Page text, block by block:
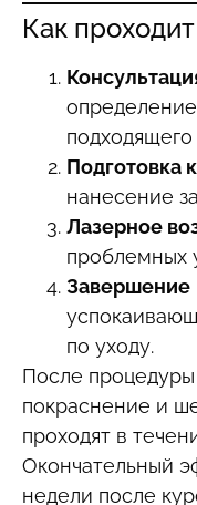
Как
Подготовка
нанесение
Лазерное
проблемных
Завершение
по уходу.
После
покраснение и
проходят в
Окончательный
недели после